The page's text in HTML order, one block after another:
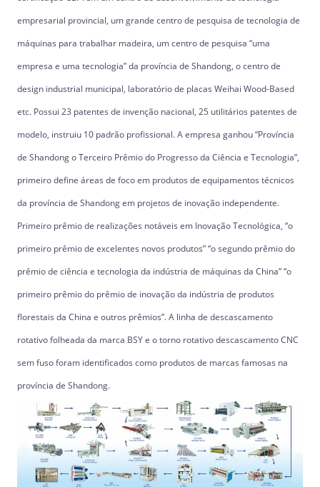
empresarial provincial, um grande centro de pesquisa de tecnologia de
máquinas para trabalhar madeira, um centro de pesquisa “uma
empresa e uma tecnologia” da província de Shandong, o centro de
design industrial municipal, laboratório de placas Weihai Wood-Based
etc. Possui 23 patentes de invenção nacional, 25 utilitários patentes de
modelo, instruiu 10 padrão profissional. A empresa ganhou “Província
de Shandong o Terceiro Prêmio do Progresso da Ciência e Tecnologia”,
primeiro define áreas de foco em produtos de equipamentos técnicos
da província de Shandong em projetos de inovação independente.
Primeiro prêmio de realizações notáveis ​​em Inovação Tecnológica, “o
primeiro prêmio de excelentes novos produtos” “o segundo prêmio do
prêmio de ciência e tecnologia da indústria de máquinas da China” “o
primeiro prêmio do prêmio de inovação da indústria de produtos
florestais da China e outros prêmios”. A linha de descascamento
rotativo folheada da marca BSY e o torno rotativo descascamento CNC
sem fuso foram identificados como produtos de marcas famosas na
província de Shandong.